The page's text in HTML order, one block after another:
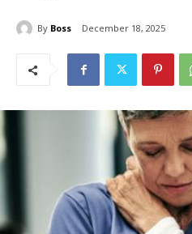
By Boss December 18, 2025